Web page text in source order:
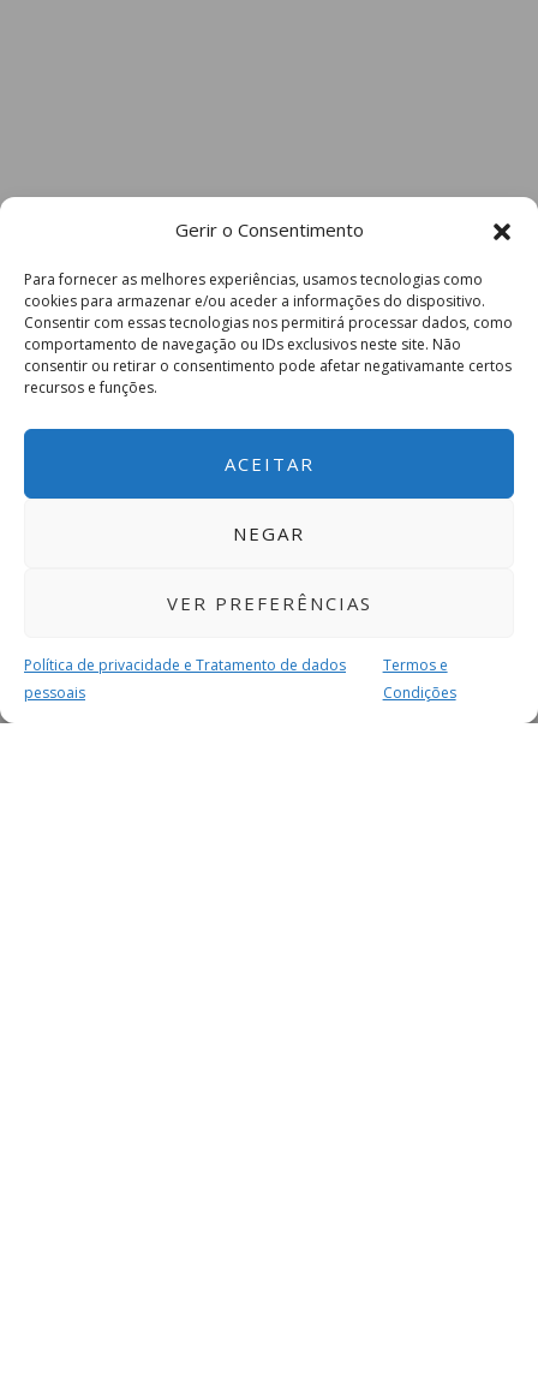
Gerir o Consentimento
Para fornecer as melhores experiências, usamos tecnologias como
cookies para armazenar e/ou aceder a informações do dispositivo.
Consentir com essas tecnologias nos permitirá processar dados, como
comportamento de navegação ou IDs exclusivos neste site. Não
consentir ou retirar o consentimento pode afetar negativamante certos
recursos e funções.
ACEITAR
NEGAR
VER PREFERÊNCIAS
Política de privacidade e Tratamento de dados
pessoais
Termos e
Condições